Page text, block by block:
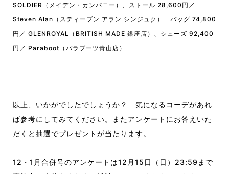
SOLDIER（メイデン・カンパニー）、ストール 28,600円／
Steven Alan（スティーブン アラン シンジュク） バッグ 74,800
円／ GLENROYAL（BRITISH MADE 銀座店）、シューズ 92,400
円／ Paraboot（パラブーツ青山店）
以上、いかがでしたでしょうか？ 気になるコーデがあれ
ば参考にしてみてください。またアンケートにお答えいた
だくと抽選でプレゼントが当たります。
12・1月合併号のアンケートは12月15日（日）23:59まで